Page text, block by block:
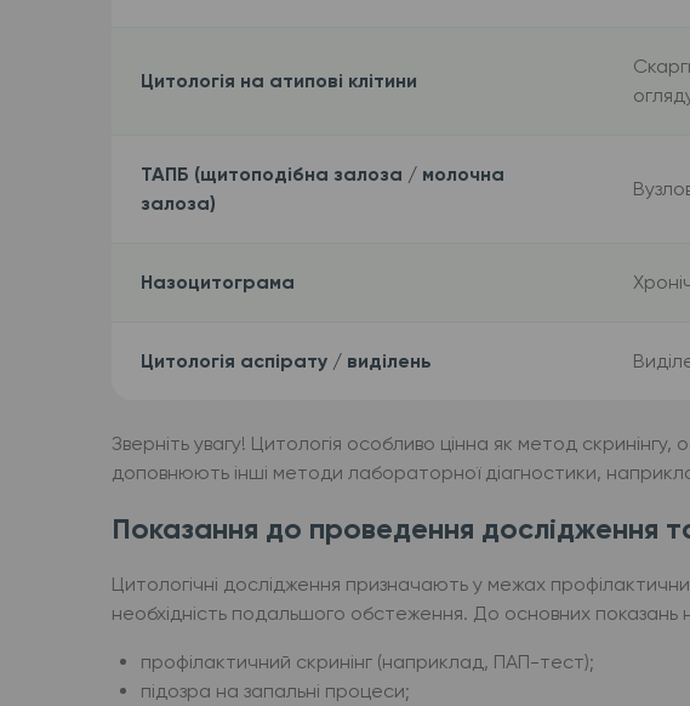
Цитологія на атипові клітини
ТАПБ (щитоподібна залоза / молочна
залоза)
Назоцитограма
Цитологія аспірату / виділень
Зверніть увагу! Цитологія особливо цінна як метод
доповнюють інші методи лабораторної діагностики,
Показання до проведення дослідження
Цитологічні дослідження призначають у межах
необхідність подальшого обстеження. До основних показань
профілактичний скринінг (наприклад, ПАП-тест);
підозра на запальні процеси;